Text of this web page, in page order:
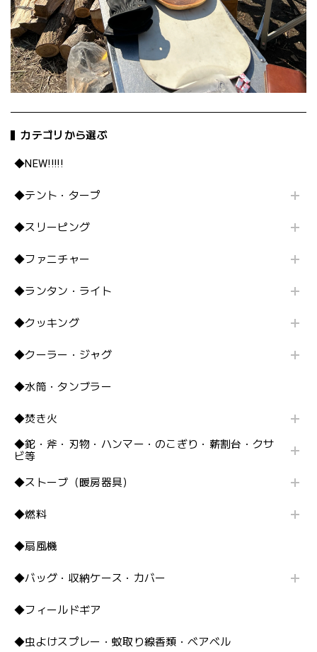
カテゴリから選ぶ
◆NEW!!!!!
◆テント・タープ
◆スリーピング
◆ファニチャー
◆ランタン・ライト
◆クッキング
◆クーラー・ジャグ
◆水筒・タンブラー
◆焚き火
◆鉈・斧・刃物・ハンマー・のこぎり・薪割台・クサ
ビ等
◆ストーブ（暖房器具）
◆燃料
◆扇風機
◆バッグ・収納ケース・カバー
◆フィールドギア
◆虫よけスプレー・蚊取り線香類・ベアベル